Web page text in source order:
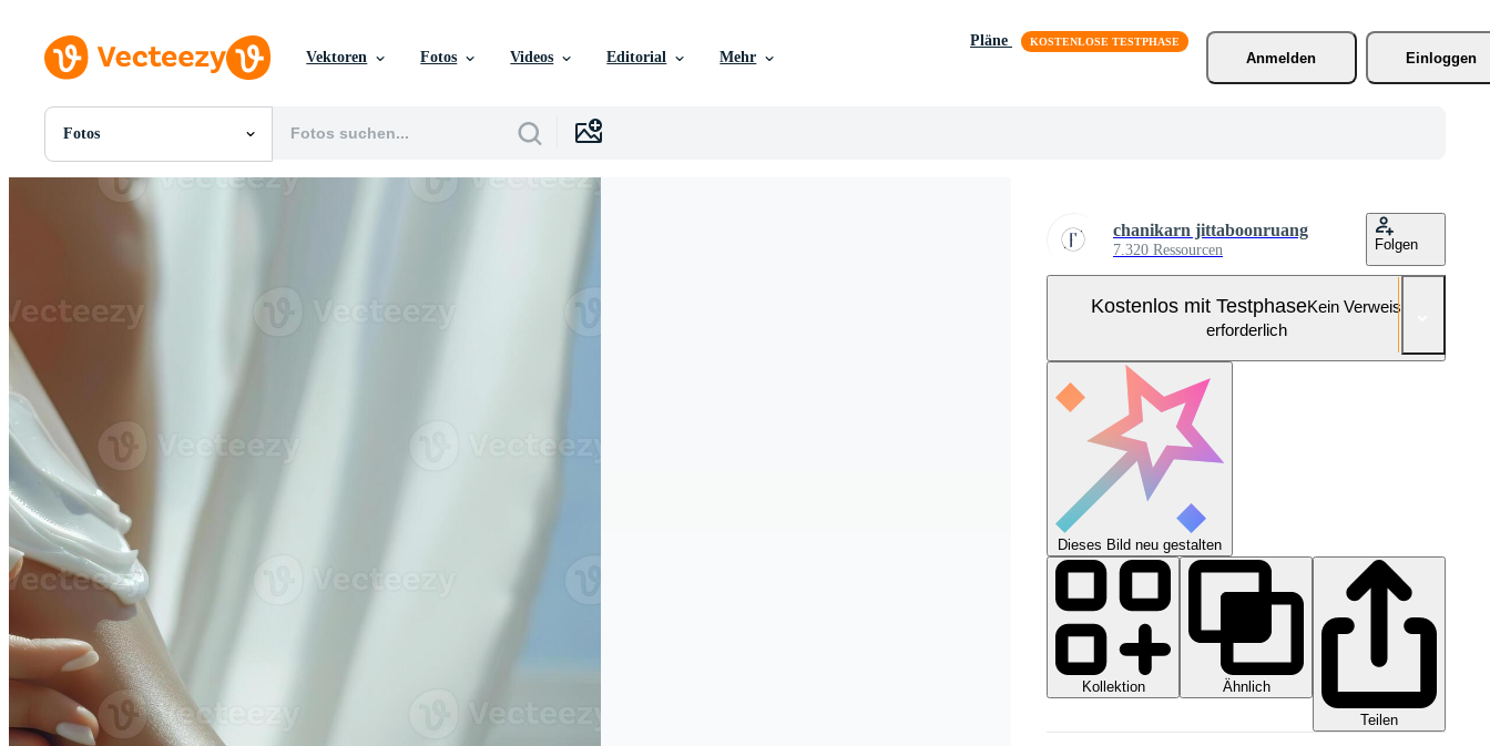
Vektoren Fotos Videos Editorial Mehr
Pläne
Anmelden
Einloggen
Fotos
Alle Bilder
Fotos
Videos
chanikarn jittaboonruang
7.320 Ressourcen Folgen
Kostenlos mit TestphaseKein Verweis
erforderlich
Dieses Bild neu gestalten
Kollektion
Ähnlich
Teilen